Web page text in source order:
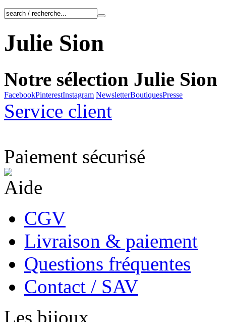
Julie Sion
Notre sélection Julie Sion
FacebookPinterestInstagram NewsletterBoutiquesPresse
Service client
Paiement sécurisé
Aide
CGV
Livraison & paiement
Questions fréquentes
Contact / SAV
Les bijoux